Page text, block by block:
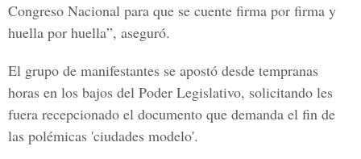
Congreso Nacional para que se cuente firma por firma y
huella por huella”, aseguró.
El grupo de manifestantes se apostó desde tempranas
horas en los bajos del Poder Legislativo, solicitando les
fuera recepcionado el documento que demanda el fin de
las polémicas 'ciudades modelo'.